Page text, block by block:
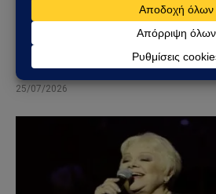
ΗΠΑ: «Όχι» στην επιστροφή
35 – Η επιστολή προς το
το αδιέξοδο με τους S-400
25/07/2026